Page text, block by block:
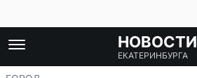
НОВОСТИ
ЕКАТЕРИНБУРГА